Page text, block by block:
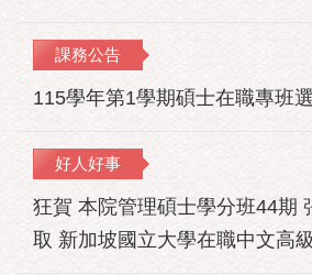
謝郭佳瑋院長、PMBA孔令傑主任及
場，給予115 級新生勉勵與祝福；
外進修，也特別捎來祝福，為即將...
課務公告
115學年第1學期碩士在職專班
好人好事
狂賀 本院管理碩士學分班44期
取 新加坡國立大學在職中文高